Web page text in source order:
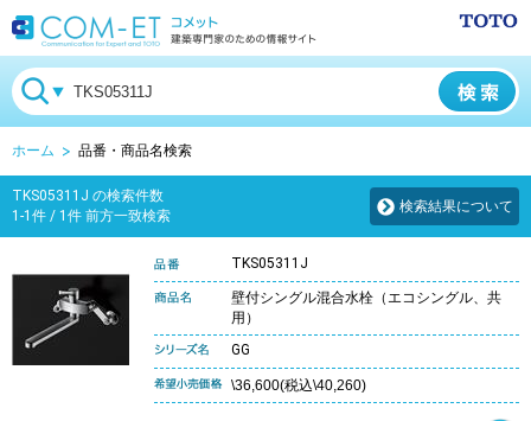
ホーム 品番・商品名検索
TKS05311J の検索件数
1-1件 / 1件 前方一致検索
検索結果について
TKS05311J
壁付シングル混合水栓（エコシングル、共
用）
GG
\36,600(税込\40,260)